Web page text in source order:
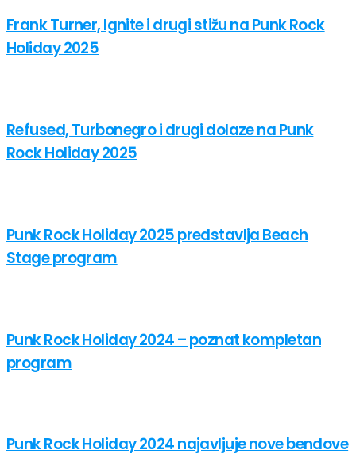
Frank Turner, Ignite i drugi stižu na Punk Rock
Holiday 2025
Refused, Turbonegro i drugi dolaze na Punk
Rock Holiday 2025
Punk Rock Holiday 2025 predstavlja Beach
Stage program
Punk Rock Holiday 2024 – poznat kompletan
program
Punk Rock Holiday 2024 najavljuje nove bendove